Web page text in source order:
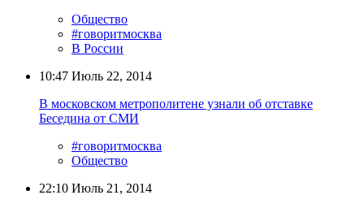
Общество
#говоритмосква
В России
10:47 Июль 22, 2014
В московском метрополитене узнали об отставке
Беседина от СМИ
#говоритмосква
Общество
22:10 Июль 21, 2014